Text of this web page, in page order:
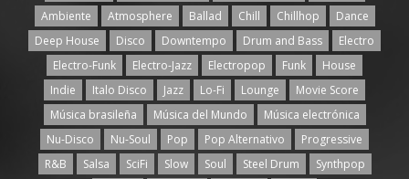
Ambiente
Atmosphere Ballad Chill Chillhop
Dance
Deep House
Disco Downtempo Drum and Bass
Electro
Electro-Funk
Electro-Jazz Electropop Funk
House
Indie
Italo Disco Jazz Lo-Fi Lounge
Movie Score
Música brasileña
Música del Mundo
Música electrónica
Nu-Disco
Nu-Soul Pop Pop Alternativo
Progressive
R&B
Salsa SciFi Slow Soul Steel Drum
Synthpop